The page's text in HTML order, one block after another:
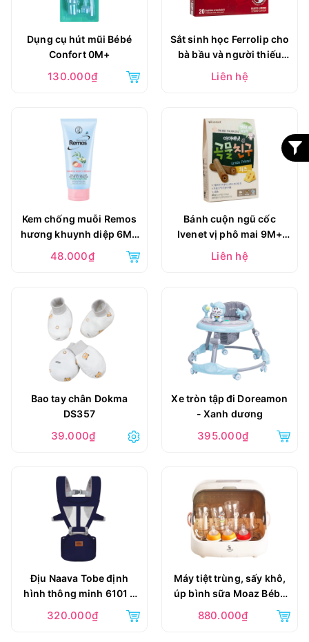
Dụng cụ hút mũi Bébé
Confort 0M+
130.000₫
Sắt sinh học Ferrolip cho
bà bầu và người thiếu
máu (Hộp 20 gói)
Liên hệ
Kem chống muỗi Remos
hương khuynh diệp 6M+
48.000₫
Bánh cuộn ngũ cốc
Ivenet vị phô mai 9M+
40g
Liên hệ
Bao tay chân Dokma
DS357
39.000₫
Xe tròn tập đi Doreamon
- Xanh dương
395.000₫
Địu Naava Tobe định
hình thông minh 6101 -
320.000₫
Máy tiệt trùng, sấy khô,
úp bình sữa Moaz Bébé
880.000₫